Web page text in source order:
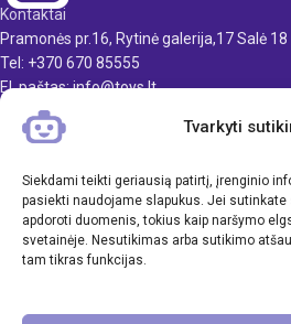
Tvarkyti
Siekdami teikti geriausią patirtį, įrenginio
pasiekti naudojame slapukus. Jei
apdoroti duomenis, tokius kaip naršymo
svetainėje. Nesutikimas arba sutikimo
tam tikras funkcijas.
nuo 3 metų
Kontaktai
Pramonės pr.16, Rytinė galerija,17 Salė
Tel: +370 670 85555
El. paštas: info@toys.lt
TOYS.LT
KLIENTAMS
INFORMACIJA